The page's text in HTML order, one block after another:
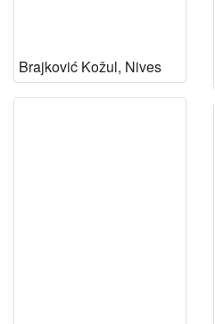
Brajković Kožul, Nives